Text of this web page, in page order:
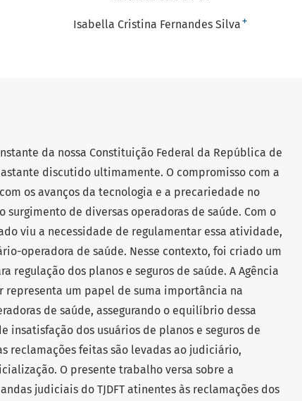
Isabella Cristina Fernandes Silva +
da nossa Constituição Federal da República de
discutido ultimamente. O compromisso com a
os avanços da tecnologia e a precariedade no
de diversas operadoras de saúde. Com o
viu a necessidade de regulamentar essa atividade,
operadora de saúde. Nesse contexto, foi criado um
regulação dos planos e seguros de saúde. A Agência
representa um papel de suma importância na
de saúde, assegurando o equilíbrio dessa
insatisfação dos usuários de planos e seguros de
reclamações feitas são levadas ao judiciário,
O presente trabalho versa sobre a
judiciais do TJDFT atinentes às reclamações dos